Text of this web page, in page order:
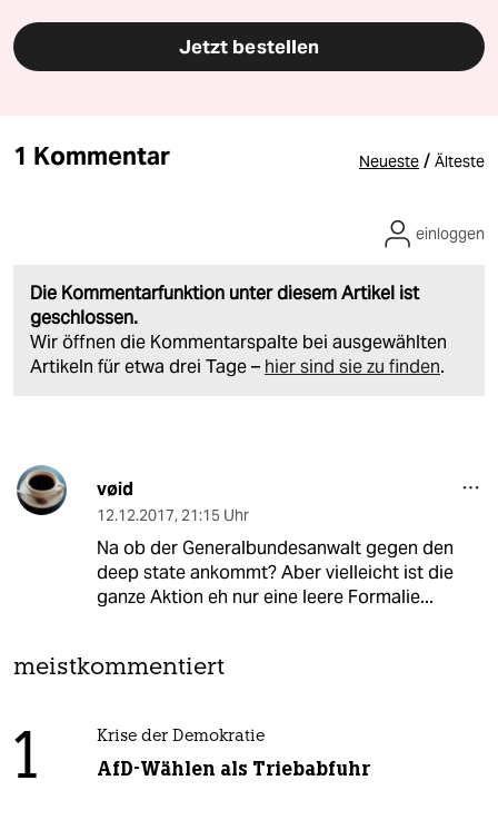
Jetzt bestellen
1 Kommentar Neueste / Älteste
Die Kommentarfunktion unter diesem Artikel ist
geschlossen.
Wir öffnen die Kommentarspalte bei ausgewählten
Artikeln für etwa drei Tage – hier sind sie zu finden.
einloggen
vøid
12.12.2017, 21:15 Uhr
Na ob der Generalbundesanwalt gegen den
deep state ankommt? Aber vielleicht ist die
ganze Aktion eh nur eine leere Formalie...
meistkommentiert
1 Krise der Demokratie
AfD-Wählen als Triebabfuhr